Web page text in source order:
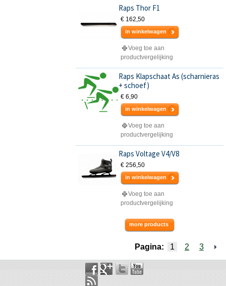
Raps Thor F1
€ 162,50
in winkelwagen
Voeg toe aan
productvergelijking
Raps Klapschaat As (scharnieras
+ schoef)
€ 6,90
in winkelwagen
Voeg toe aan
productvergelijking
Raps Voltage V4/V8
€ 256,50
in winkelwagen
Voeg toe aan
productvergelijking
more products
Pagina: 1 2 3